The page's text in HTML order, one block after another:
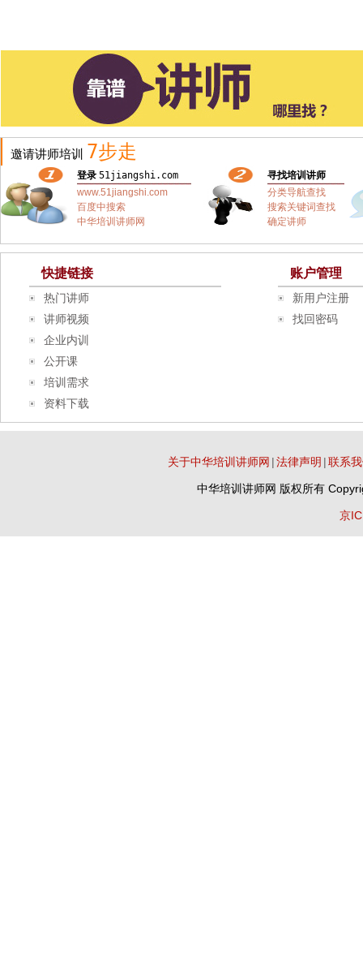
邀请讲师培训 7步走
登录 51jiangshi.com
www.51jiangshi.com
百度中搜索
中华培训讲师网
寻找培训讲师
分类导航查找
搜索关键词查找
确定讲师
快捷链接
热门讲师
讲师视频
企业内训
公开课
培训需求
资料下载
账户管理
新用户注册
找回密码
关于中华培训讲师网 |法律声明 |联系
中华培训讲师网 版权所有
京